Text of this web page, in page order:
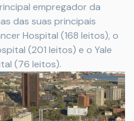
empregador da
das suas principais
Hospital (168 leitos), o
(201 leitos) e o Yale
(76 leitos).